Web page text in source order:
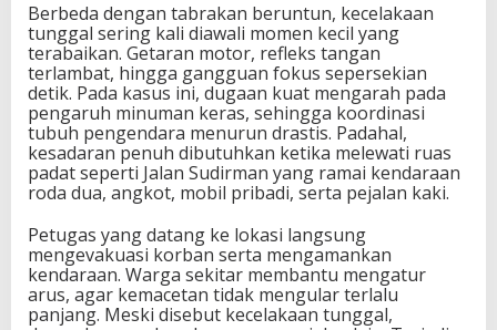
Berbeda dengan tabrakan beruntun, kecelakaan
tunggal sering kali diawali momen kecil yang
terabaikan. Getaran motor, refleks tangan
terlambat, hingga gangguan fokus sepersekian
detik. Pada kasus ini, dugaan kuat mengarah pada
pengaruh minuman keras, sehingga koordinasi
tubuh pengendara menurun drastis. Padahal,
kesadaran penuh dibutuhkan ketika melewati ruas
padat seperti Jalan Sudirman yang ramai kendaraan
roda dua, angkot, mobil pribadi, serta pejalan kaki.
Petugas yang datang ke lokasi langsung
mengevakuasi korban serta mengamankan
kendaraan. Warga sekitar membantu mengatur
arus, agar kemacetan tidak mengular terlalu
panjang. Meski disebut kecelakaan tunggal,